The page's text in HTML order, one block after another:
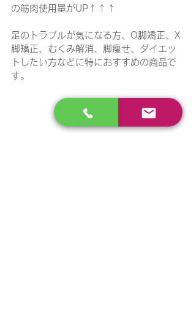
の筋肉使用量がUP↑↑↑
足のトラブルが気になる方、O脚矯正、X
脚矯正、むくみ解消、脚痩せ、ダイエッ
トしたい方などに特におすすめの商品で
す。